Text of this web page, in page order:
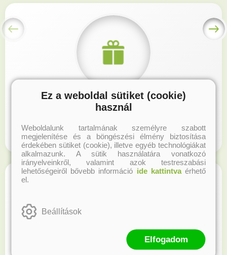
Hűségprogram
Regisztrálj honlapunkon és gyűjtsd a hűségpontokat!
Ez a weboldal sütiket (cookie)
használ
Weboldalunk tartalmának személyre szabott
megjelenítése és a böngészési élmény biztosítása
érdekében sütiket (cookie), illetve egyéb technológiákat
alkalmazunk. A sütik használatára vonatkozó
irányelveinkről, valamint azok testreszabási
lehetőségeiről bővebb információ ide kattintvaérhető
el.
Beállítások
Elfogadom